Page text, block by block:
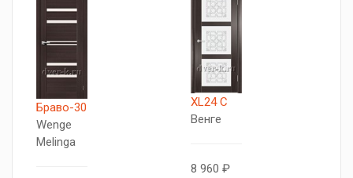
Браво-30
Wenge
Melinga
XL24 C
Венге
8 960 ₽